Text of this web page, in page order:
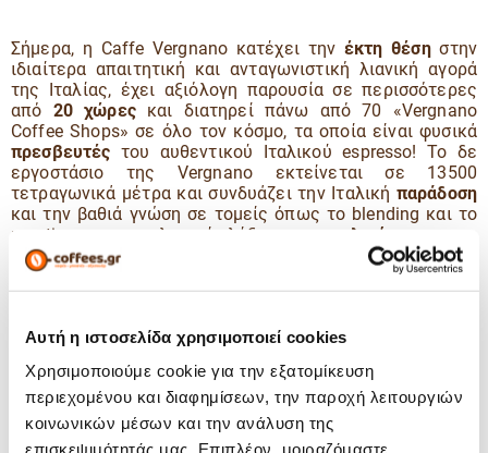
Αυτή η ιστοσελίδα χρησιμοποιεί cookies
Χρησιμοποιούμε cookie για την εξατομίκευση
περιεχομένου και διαφημίσεων, την παροχή λειτουργιών
κοινωνικών μέσων και την ανάλυση της
επισκεψιμότητάς μας. Επιπλέον, μοιραζόμαστε
Σήμερα, η Caffe Vergnano κατέχει την έκτη θέσηστην
ιδιαίτερα απαιτητική και ανταγωνιστική λιανική αγορά
της Ιταλίας, έχει αξιόλογη παρουσία σε περισσότερες
από 20 χώρεςκαι διατηρεί πάνω από 70 «Vergnano
Coffee Shops» σε όλο τον κόσμο, τα οποία είναι φυσικά
πρεσβευτές του αυθεντικού Ιταλικού espresso! Το δε
εργοστάσιο της Vergnano εκτείνεται σε 13500
τετραγωνικά μέτρα και συνδυάζει την Ιταλική παράδοση
και την βαθιά γνώση σε τομείς όπως το blending και το
roasting, με την τελευταία λέξη της
τεχνολογίας
o της